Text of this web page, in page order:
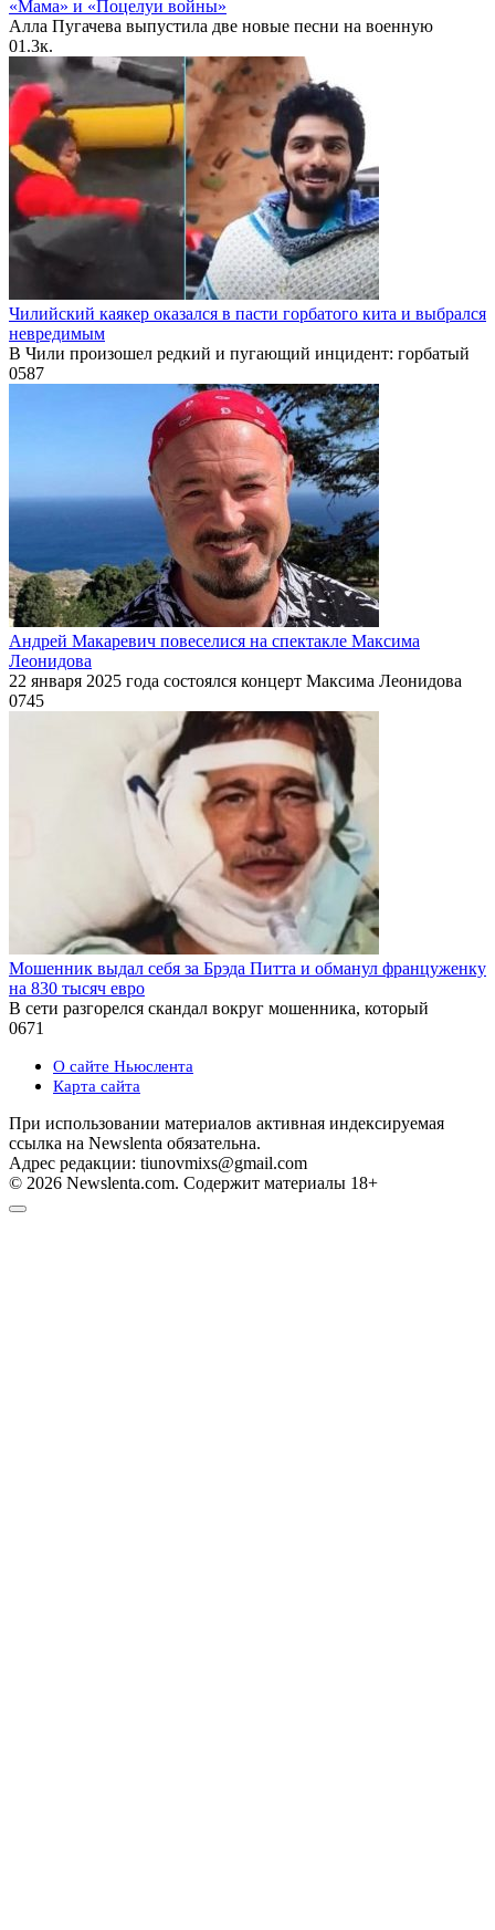
«Мама» и «Поцелуи войны»
Алла Пугачева выпустила две новые песни на военную
01.3к.
Чилийский каякер оказался в пасти горбатого кита и выбрался
невредимым
В Чили произошел редкий и пугающий инцидент: горбатый
0587
Андрей Макаревич повеселися на спектакле Максима
Леонидова
22 января 2025 года состоялся концерт Максима Леонидова
0745
Мошенник выдал себя за Брэда Питта и обманул француженку
на 830 тысяч евро
В сети разгорелся скандал вокруг мошенника, который
0671
О сайте Ньюслента
Карта сайта
При использовании материалов активная индексируемая
ссылка на Newslenta обязательна.
Адрес редакции: tiunovmixs@gmail.com
© 2026 Newslenta.com. Содержит материалы 18+